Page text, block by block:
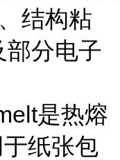
结构粘
部分电子
是热熔
纸张包